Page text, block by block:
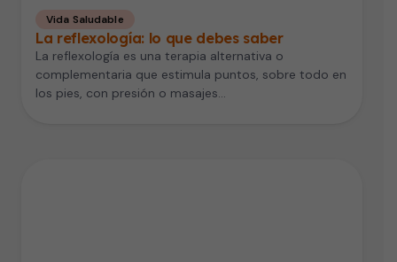
Vida Saludable
La reflexología: lo que debes saber
La reflexología es una terapia alternativa o
complementaria que estimula puntos, sobre todo en
los pies, con presión o masajes…